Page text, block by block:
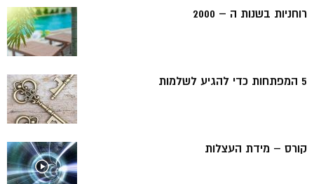
רוחניות בשנות ה – 2000
5 המפתחות כדי להגיע לשלמות
קורס – מידת העצלות